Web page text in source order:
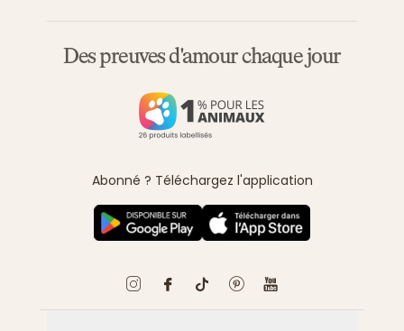
Des preuves d'amour chaque jour
Abonné ? Téléchargez l'application